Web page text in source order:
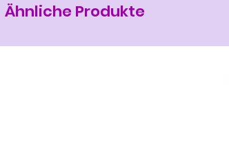
Ähnliche Produkte